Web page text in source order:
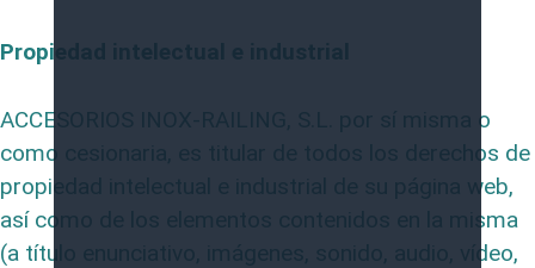
Propiedad intelectual e industrial
ACCESORIOS INOX-RAILING, S.L. por sí misma o
como cesionaria, es titular de todos los derechos de
propiedad intelectual e industrial de su página web,
así como de los elementos contenidos en la misma
(a título enunciativo, imágenes, sonido, audio, vídeo,